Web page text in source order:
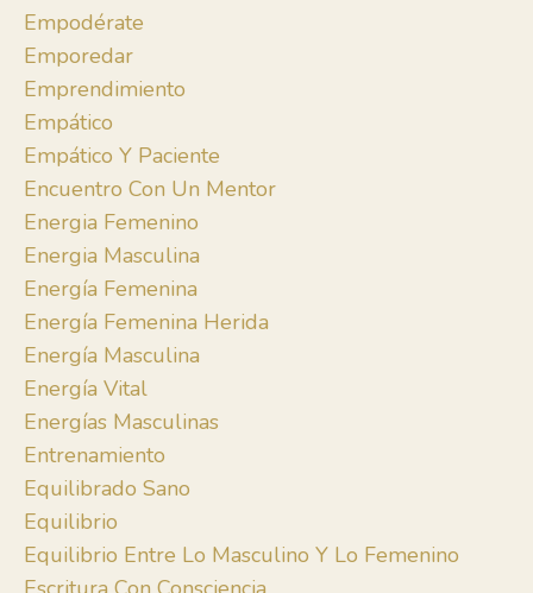
Empodérate
Emporedar
Emprendimiento
Empático
Empático Y Paciente
Encuentro Con Un Mentor
Energia Femenino
Energia Masculina
Energía Femenina
Energía Femenina Herida
Energía Masculina
Energía Vital
Energías Masculinas
Entrenamiento
Equilibrado Sano
Equilibrio
Equilibrio Entre Lo Masculino Y Lo Femenino